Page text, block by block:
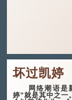
坏过凯婷
网络潮语是新
婷”就是其中之